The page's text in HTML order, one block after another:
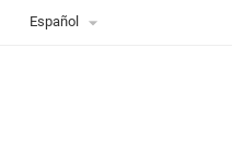
Español 